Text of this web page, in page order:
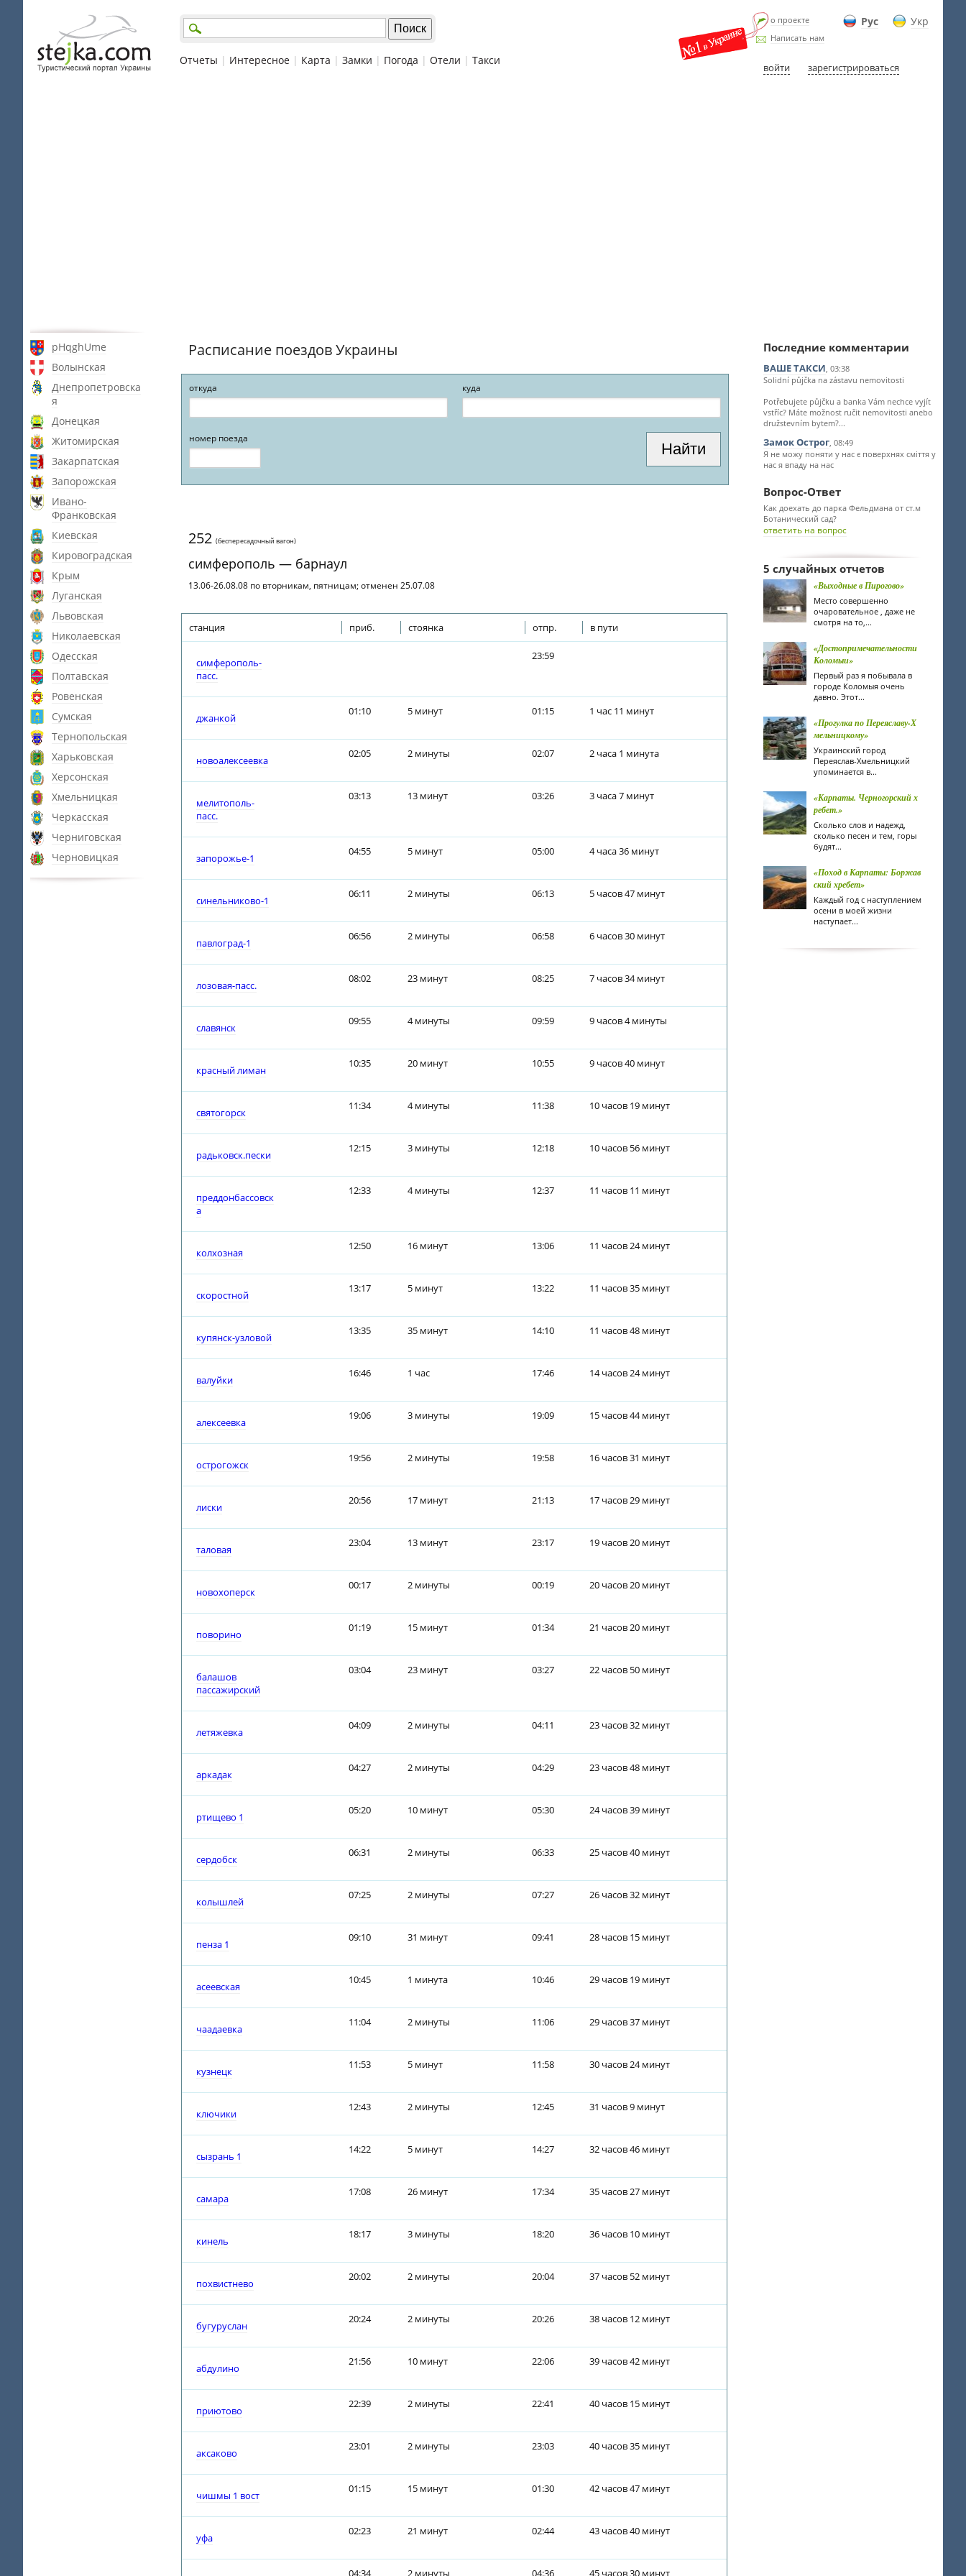
Рус Укр
о проекте
Написать нам
войти зарегистрироваться
Отчеты | Интересное | Карта | Замки | Погода | Отели | Такси
pHqghUme
Волынская
Днепропетровска
я
Донецкая
Житомирская
Закарпатская
Запорожская
Ивано-
Франковская
Киевская
Кировоградская
Крым
Луганская
Львовская
Николаевская
Одесская
Полтавская
Ровенская
Сумская
Тернопольская
Харьковская
Херсонская
Хмельницкая
Черкасская
Черниговская
Черновицкая
Расписание поездов Украины
откуда куда
номер поезда
252 (беспересадочный вагон)
симферополь — барнаул
13.06-26.08.08 по вторникам, пятницам; отменен 25.07.08
станция приб. стоянка отпр. в пути
симферополь-
пасс.
23:59
джанкой
01:10 5 минут 01:15 1 час 11 минут
новоалексеевка
02:05 2 минуты 02:07 2 часа 1 минута
мелитополь-
пасс.
03:13 13 минут 03:26 3 часа 7 минут
запорожье-1
04:55 5 минут 05:00 4 часа 36 минут
синельниково-1
06:11 2 минуты 06:13 5 часов 47 минут
павлоград-1
06:56 2 минуты 06:58 6 часов 30 минут
лозовая-пасс.
08:02 23 минут 08:25 7 часов 34 минут
славянск
09:55 4 минуты 09:59 9 часов 4 минуты
красный лиман
10:35 20 минут 10:55 9 часов 40 минут
святогорск
11:34 4 минуты 11:38 10 часов 19 минут
радьковск.пески
12:15 3 минуты 12:18 10 часов 56 минут
преддонбассовск
а
12:33 4 минуты 12:37 11 часов 11 минут
колхозная
12:50 16 минут 13:06 11 часов 24 минут
скоростной
13:17 5 минут 13:22 11 часов 35 минут
купянск-узловой
13:35 35 минут 14:10 11 часов 48 минут
валуйки
16:46 1 час 17:46 14 часов 24 минут
алексеевка
19:06 3 минуты 19:09 15 часов 44 минут
острогожск
19:56 2 минуты 19:58 16 часов 31 минут
лиски
20:56 17 минут 21:13 17 часов 29 минут
таловая
23:04 13 минут 23:17 19 часов 20 минут
новохоперск
00:17 2 минуты 00:19 20 часов 20 минут
поворино
01:19 15 минут 01:34 21 часов 20 минут
балашов
пассажирский
03:04 23 минут 03:27 22 часов 50 минут
летяжевка
04:09 2 минуты 04:11 23 часов 32 минут
аркадак
04:27 2 минуты 04:29 23 часов 48 минут
ртищево 1
05:20 10 минут 05:30 24 часов 39 минут
сердобск
06:31 2 минуты 06:33 25 часов 40 минут
колышлей
07:25 2 минуты 07:27 26 часов 32 минут
пенза 1
09:10 31 минут 09:41 28 часов 15 минут
асеевская
10:45 1 минута 10:46 29 часов 19 минут
чаадаевка
11:04 2 минуты 11:06 29 часов 37 минут
кузнецк
11:53 5 минут 11:58 30 часов 24 минут
ключики
12:43 2 минуты 12:45 31 часов 9 минут
сызрань 1
14:22 5 минут 14:27 32 часов 46 минут
самара
17:08 26 минут 17:34 35 часов 27 минут
кинель
18:17 3 минуты 18:20 36 часов 10 минут
похвистнево
20:02 2 минуты 20:04 37 часов 52 минут
бугуруслан
20:24 2 минуты 20:26 38 часов 12 минут
абдулино
21:56 10 минут 22:06 39 часов 42 минут
приютово
22:39 2 минуты 22:41 40 часов 15 минут
аксаково
23:01 2 минуты 23:03 40 часов 35 минут
чишмы 1 вост
01:15 15 минут 01:30 42 часов 47 минут
уфа
02:23 21 минут 02:44 43 часов 40 минут
04:34 2 минуты 04:36 45 часов 30 минут
Последние комментарии
ВАШЕ ТАКСИ, 03:38
Solidní půjčka na zástavu nemovitosti
Potřebujete půjčku a banka Vám nechce vyjít
vstříc? Máte možnost ručit nemovitosti anebo
družstevním bytem?...
Замок Острог, 08:49
Я не можу поняти у нас є поверхнях сміття у
нас я впаду на нас
Вопрос-Ответ
Как доехать до парка Фельдмана от ст.м
Ботанический сад?
ответить на вопрос
5 случайных отчетов
«Выходные в Пирогово»
Место совершенно
очаровательное , даже не
смотря на то,...
«Достопримечательности
Коломыи»
Первый раз я побывала в
городе Коломыя очень
давно. Этот...
«Прогулка по Переяславу-Х
мельницкому»
Украинский город
Переяслав-Хмельницкий
упоминается в...
«Карпаты. Черногорский х
ребет.»
Сколько слов и надежд,
сколько песен и тем, горы
будят...
«Поход в Карпаты: Боржав
ский хребет»
Каждый год с наступлением
осени в моей жизни
наступает...